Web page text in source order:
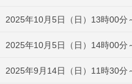
2025年10月5日（日）13時00分
2025年10月5日（日）14時00分
2025年9月14日（日）11時30分